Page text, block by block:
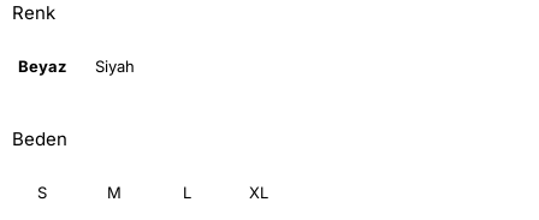
Renk
Beyaz Siyah
Beden
S M L XL